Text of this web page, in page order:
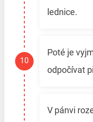
lednice.
Poté je
odpočívat
V pánvi